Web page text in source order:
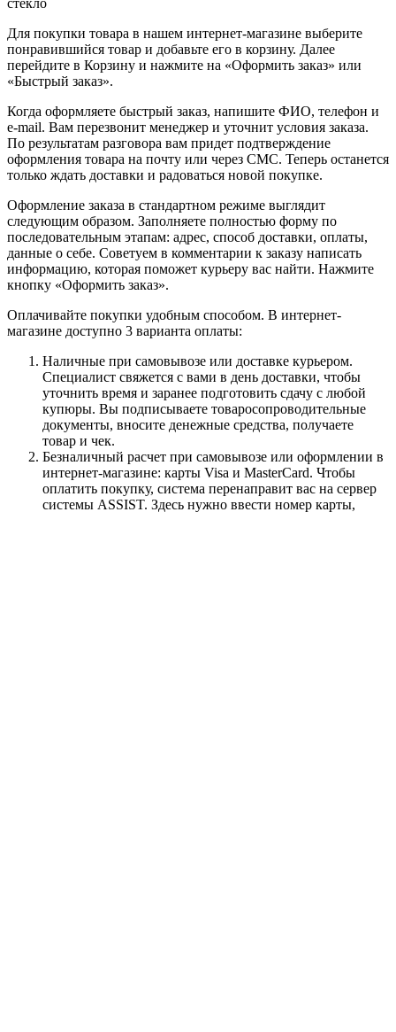
Для покупки товара в нашем интернет-магазине выберите
понравившийся товар и добавьте его в корзину. Далее
перейдите в Корзину и нажмите на «Оформить заказ» или
«Быстрый заказ».
Когда оформляете быстрый заказ, напишите ФИО, телефон и
e-mail. Вам перезвонит менеджер и уточнит условия заказа.
По результатам разговора вам придет подтверждение
оформления товара на почту или через СМС. Теперь останется
только ждать доставки и радоваться новой покупке.
Оформление заказа в стандартном режиме выглядит
следующим образом. Заполняете полностью форму по
последовательным этапам: адрес, способ доставки, оплаты,
данные о себе. Советуем в комментарии к заказу написать
информацию, которая поможет курьеру вас найти. Нажмите
кнопку «Оформить заказ».
Оплачивайте покупки удобным способом. В интернет-
магазине доступно 3 варианта оплаты:
Наличные при самовывозе или доставке курьером.
Специалист свяжется с вами в день доставки, чтобы
уточнить время и заранее подготовить сдачу с любой
купюры. Вы подписываете товаросопроводительные
документы, вносите денежные средства, получаете
товар и чек.
Безналичный расчет при самовывозе или оформлении в
интернет-магазине: карты Visa и MasterCard. Чтобы
оплатить покупку, система перенаправит вас на сервер
системы ASSIST. Здесь нужно ввести номер карты,